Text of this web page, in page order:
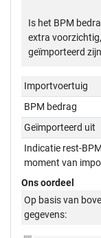
Is het BPM
extra
geïmporteerd
Importvoertuig
BPM bedrag
Geïmporteerd uit
Indicatie rest-
moment van
Ons oordeel
Op basis van
gegevens: